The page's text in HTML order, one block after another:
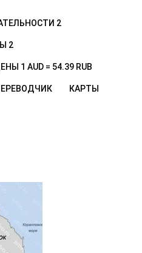
2
2
1 AUD = 54.39 RUB
КАРТЫ